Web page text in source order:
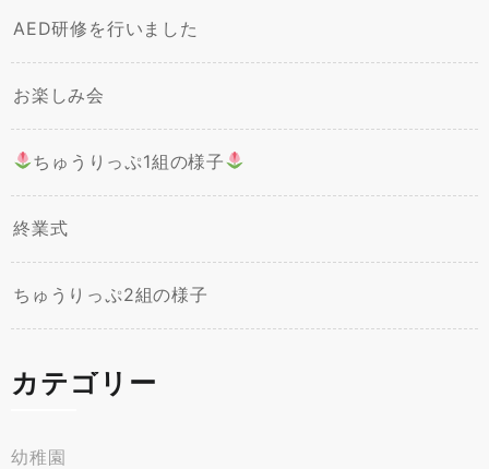
AED研修を行いました
お楽しみ会
ちゅうりっぷ1組の様子
終業式
ちゅうりっぷ2組の様子
カテゴリー
幼稚園